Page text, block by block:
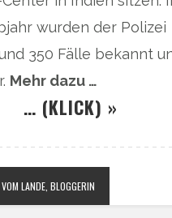
wurden der Polizei
350 Fälle bekannt
Mehr dazu …
… (KLICK) »
LANDE, BLOGGERIN